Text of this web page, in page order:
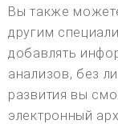
Вы также
другим
добавлять
анализов, без
развития вы
электронный